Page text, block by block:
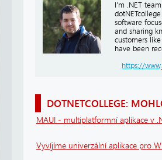
I'm .NET
software
and sharing
customers
have been
https://
DOTNETCOLLEGE:
MAUI - multiplatformní aplikace v
Vyvíjíme univerzální aplikace pro